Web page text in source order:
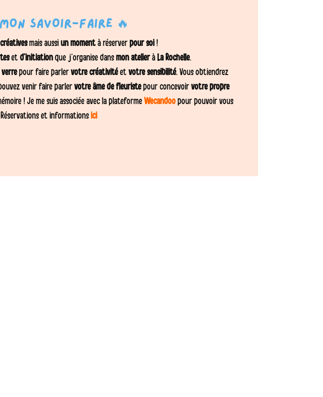
savoir-faire 🔥
mais aussi un momentà réserver pour soi!
et d’initiationque j’organise dans mon atelieràLa Rochelle.
pour faire parler votre créativitéet votre sensibilité. Vous obtiendrez
venir faire parler votre âme de fleuristepour concevoir votre propre
! Je me suis associée avec la plateforme Wecandoo pour pouvoir vous
et informationsici